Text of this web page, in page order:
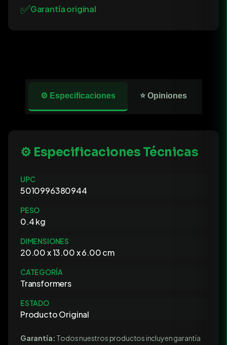
✅Garantía original
⚙️ Especificaciones ⭐ Opiniones
⚙️ Especificaciones Técnicas
UPC
5010996380944
PESO
0.4 kg
DIMENSIONES
20.00 x 13.00 x 6.00 cm
CATEGORÍA
Transformers
ESTADO
Producto Original
Garantía: Todos nuestros productos incluyen garantía